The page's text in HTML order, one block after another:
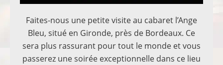
Faites-nous une petite visite au cabaret l’Ange
Bleu, situé en Gironde, près de Bordeaux. Ce
sera plus rassurant pour tout le monde et vous
passerez une soirée exceptionnelle dans ce lieu